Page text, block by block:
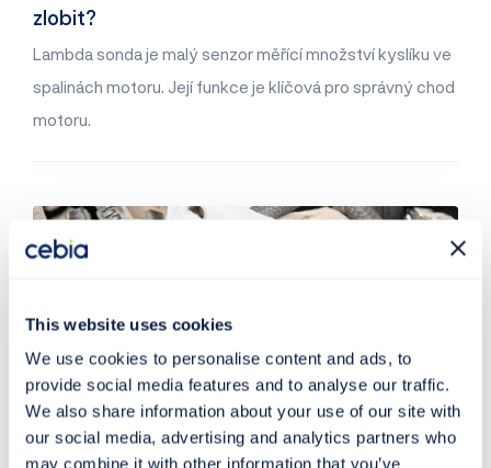
This website uses cookies
We use cookies to personalise content and ads, to
provide social media features and to analyse our traffic.
We also share information about your use of our site with
our social media, advertising and analytics partners who
may combine it with other information that you’ve
zlobit?
Lambda sonda je malý senzor měřící množství kyslíku ve
spalinách motoru. Její funkce je klíčová pro správný chod
motoru.